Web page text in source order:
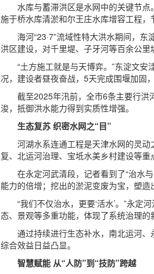
水库与蓄滞洪区是水网中的关键节
施于桥水库清淤和尔王庄水库增容工程，
海河“23·7”流域性特大洪水期间，
洪区建设，对千里堤、子牙河等百余公里
“土方施工就是与天博弈。”东淀文
况，建设者昼夜奋战，5天完成围堰加固
截至2025年汛前，全市6条主要行洪
浚，抵御洪水能力得到实质性增强。
生态复苏 织密水网之“目”
河湖水系连通工程是天津水网的灵
复、北运河治理、宝坻水美乡村建设等重
在永定河武清段，记者看到了“治水
能力的倍增；挖出的淤泥变废为宝，塑造
“我们不仅治水，更要‘活水’。”永
态、景观等多重功能，体现了系统治理的
通过持续进行生态补水，南北运河
综合效益日益凸显。
智慧赋能 从“人防”到“技防”跨越